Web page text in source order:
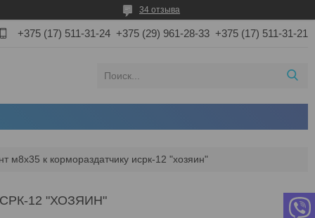
34 отзыва
+375 (17) 511-31-24 +375 (29) 961-28-33 +375 (17) 511-31-21
м8х35 к кормораздатчику исрк-12 "хозяин"
12 "ХОЗЯИН"